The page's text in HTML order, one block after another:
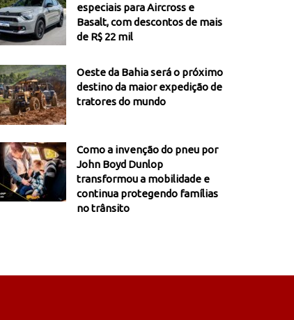
especiais para Aircross e
Basalt, com descontos de mais
de R$ 22 mil
Oeste da Bahia será o próximo
destino da maior expedição de
tratores do mundo
Como a invenção do pneu por
John Boyd Dunlop
transformou a mobilidade e
continua protegendo famílias
no trânsito